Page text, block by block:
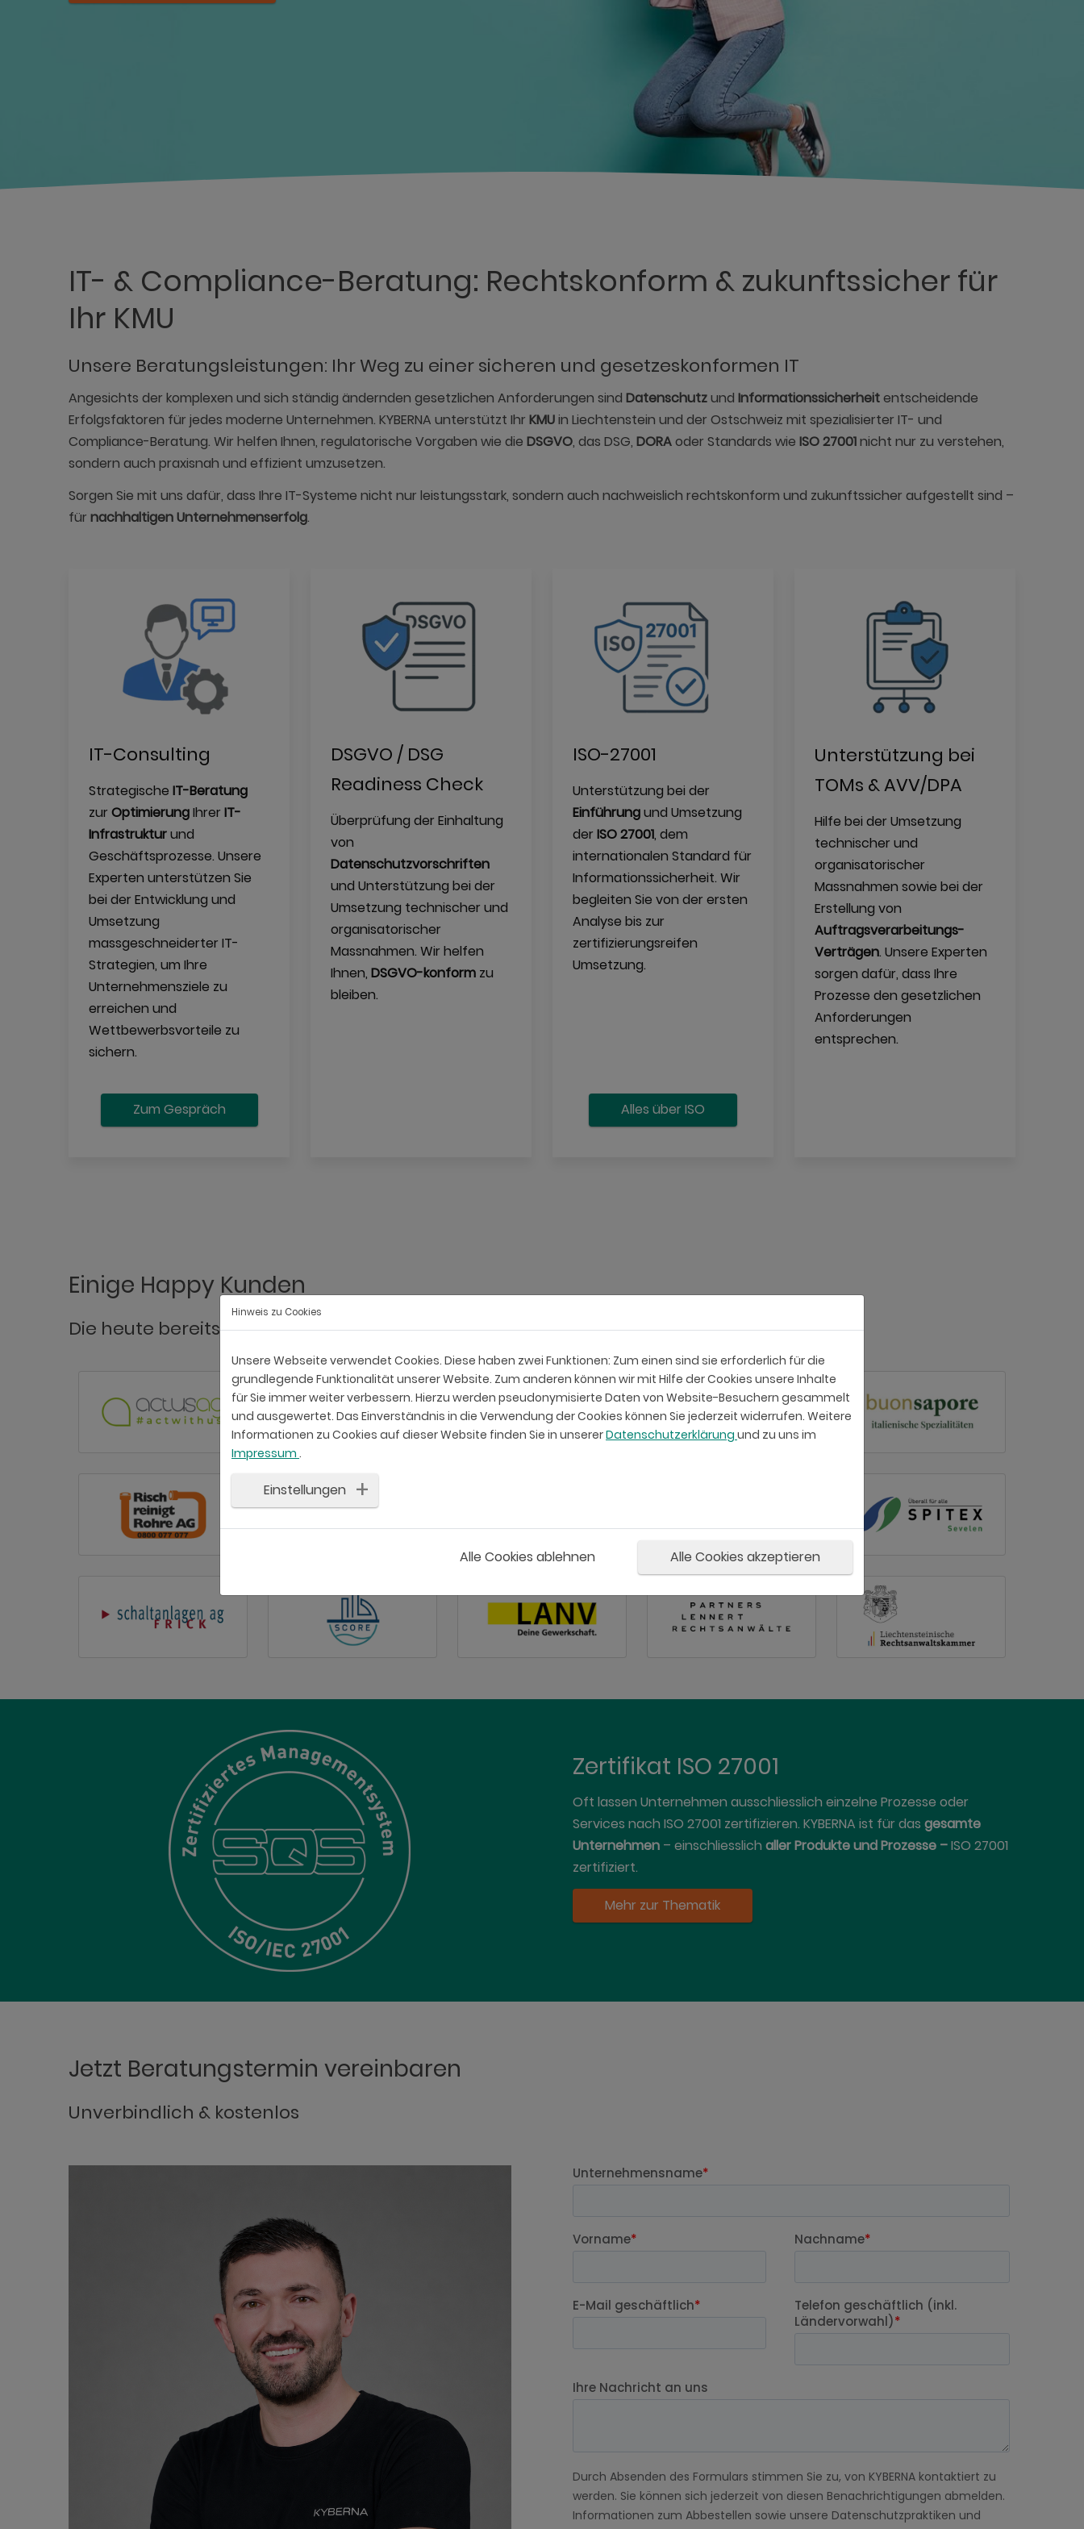
IT- & Compliance-Beratung: Rechtskonform & zukunftssicher für
Ihr KMU
Unsere Beratungsleistungen: Ihr Weg zu einer sicheren und gesetzeskonformen IT
Angesichts der komplexen und sich ständig ändernden gesetzlichen Anforderungen sind Datenschutzund Informationssicherheitentscheidende
Erfolgsfaktoren für jedes moderne Unternehmen. KYBERNA unterstützt Ihr KMUin Liechtenstein und der Ostschweiz mit spezialisierter IT- und
Compliance-Beratung. Wir helfen Ihnen, regulatorische Vorgaben wie die DSGVO, das DSG, DORAoder Standards wie ISO 27001nicht nur zu verstehen,
sondern auch praxisnah und effizient umzusetzen.
Sorgen Sie mit uns dafür, dass Ihre IT-Systeme nicht nur leistungsstark, sondern auch nachweislich rechtskonform und zukunftssicher aufgestellt sind –
für nachhaltigen Unternehmenserfolg.
IT-Consulting
Strategische IT-Beratung
zur OptimierungIhrer IT-
Infrastrukturund
Geschäftsprozesse. Unsere
Experten unterstützen Sie
bei der Entwicklung und
Umsetzung
massgeschneiderter IT-
Strategien, um Ihre
Unternehmensziele zu
erreichen und
Wettbewerbsvorteile zu
sichern.
Zum Gespräch
DSGVO / DSG
Readiness Check
Überprüfung der Einhaltung
von
Datenschutzvorschriften
und Unterstützung bei der
Umsetzung technischer und
organisatorischer
Massnahmen. Wir helfen
Ihnen, DSGVO-konformzu
bleiben.
ISO-27001
Unterstützung bei der
Einführungund Umsetzung
der ISO 27001, dem
internationalen Standard für
Informationssicherheit. Wir
begleiten Sie von der ersten
Analyse bis zur
zertifizierungsreifen
Umsetzung.
Alles über ISO
Unterstützung bei
TOMs & AVV/DPA
Hilfe bei der Umsetzung
technischer und
organisatorischer
Massnahmen sowie bei der
Erstellung von
Auftragsverarbeitungs-
Verträgen. Unsere Experten
sorgen dafür, dass Ihre
Prozesse den gesetzlichen
Anforderungen
entsprechen.
Einige Happy Kunden
Die heute bereits erfolgreich auf unsere Lösungen setzen
Zertifikat ISO 27001
Oft lassen Unternehmen ausschliesslich einzelne Prozesse oder
Services nach ISO 27001 zertifizieren. KYBERNA ist für das gesamte
Unternehmen– einschliesslich aller Produkte und Prozesse –ISO 27001
zertifiziert.
Mehr zur Thematik
Jetzt Beratungstermin vereinbaren
Unverbindlich & kostenlos
Hinweis zu Cookies
Unsere Webseite verwendet Cookies. Diese haben zwei Funktionen: Zum einen sind sie erforderlich für die
grundlegende Funktionalität unserer Website. Zum anderen können wir mit Hilfe der Cookies unsere Inhalte
für Sie immer weiter verbessern. Hierzu werden pseudonymisierte Daten von Website-Besuchern gesammelt
und ausgewertet. Das Einverständnis in die Verwendung der Cookies können Sie jederzeit widerrufen. Weitere
Informationen zu Cookies auf dieser Website finden Sie in unsererDatenschutzerklärung und zu uns im
Impressum .
Einstellungen
Alle Cookies ablehnen Alle Cookies akzeptieren